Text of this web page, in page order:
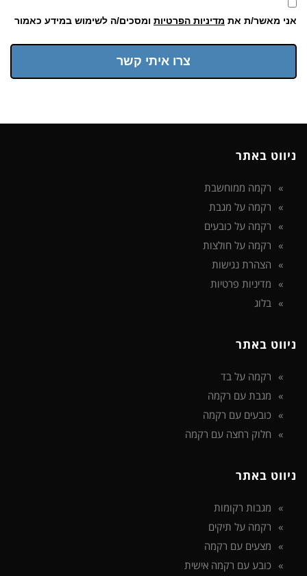
אני מאשר/ת את מדיניות הפרטיות ומסכים/ה לשימוש במידע כאמור
צרו איתי קשר
ניווט באתר
רקמה ממוחשבת
רקמה על מגבת
רקמה על כובעים
רקמה על חולצות
הצהרת נגישות
מדיניות פרטיות
בלוג
ניווט באתר
רקמה על בד
מגבת עם רקמה
כובעים עם רקמה
חלוק רחצה עם רקמה
ניווט באתר
מגבות רקומות
רקמה על תיקים
מצעים עם רקמה
כובע עם רקמה אישית